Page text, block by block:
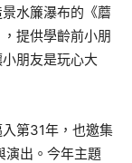
水簾瀑布的《蘑
提供學齡前小朋
朋友是玩心大
第31年，也邀集
演出。今年主題